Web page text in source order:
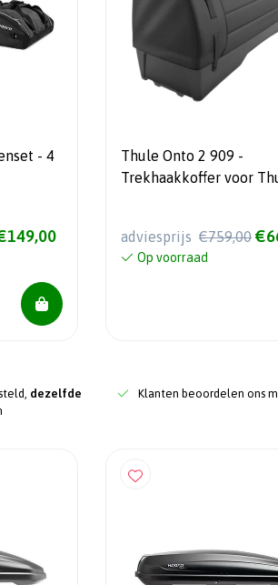
- 4
Thule Onto 2 909 -
Trekhaakkoffer voor
adviesprijs €759,00
Op voorraad
dezelfde
Klanten beoordelen ons